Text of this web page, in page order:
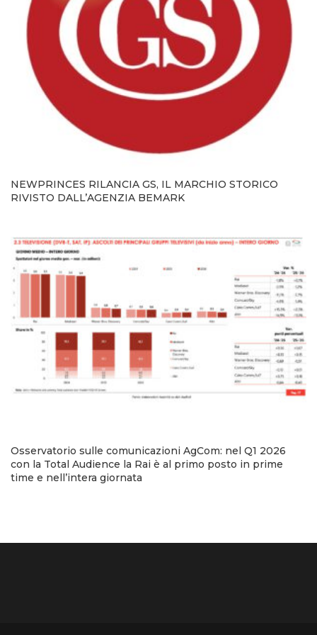
NEWPRINCES RILANCIA GS, IL MARCHIO STORICO
RIVISTO DALL’AGENZIA BEMARK
Osservatorio sulle comunicazioni AgCom: nel Q1 2026
con la Total Audience la Rai è al primo posto in prime
time e nell’intera giornata